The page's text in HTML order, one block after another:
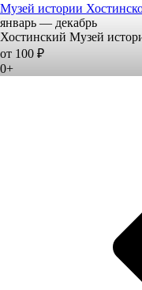
Музей истории
январь — декабрь
Хостинский Музей
от 100 ₽
0+